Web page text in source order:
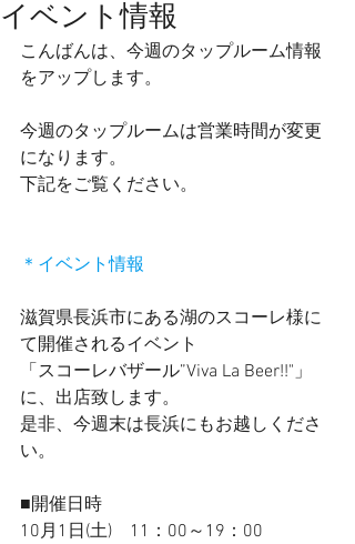
イベント情報
こんばんは、今週のタップルーム情報
をアップします。
今週のタップルームは営業時間が変更
になります。
下記をご覧ください。
＊イベント情報
滋賀県長浜市にある湖のスコーレ様に
て開催されるイベント
「スコーレバザール”Viva La Beer!!"」
に、出店致します。
是非、今週末は長浜にもお越しくださ
い。
■開催日時
10月1日(土)　11：00～19：00